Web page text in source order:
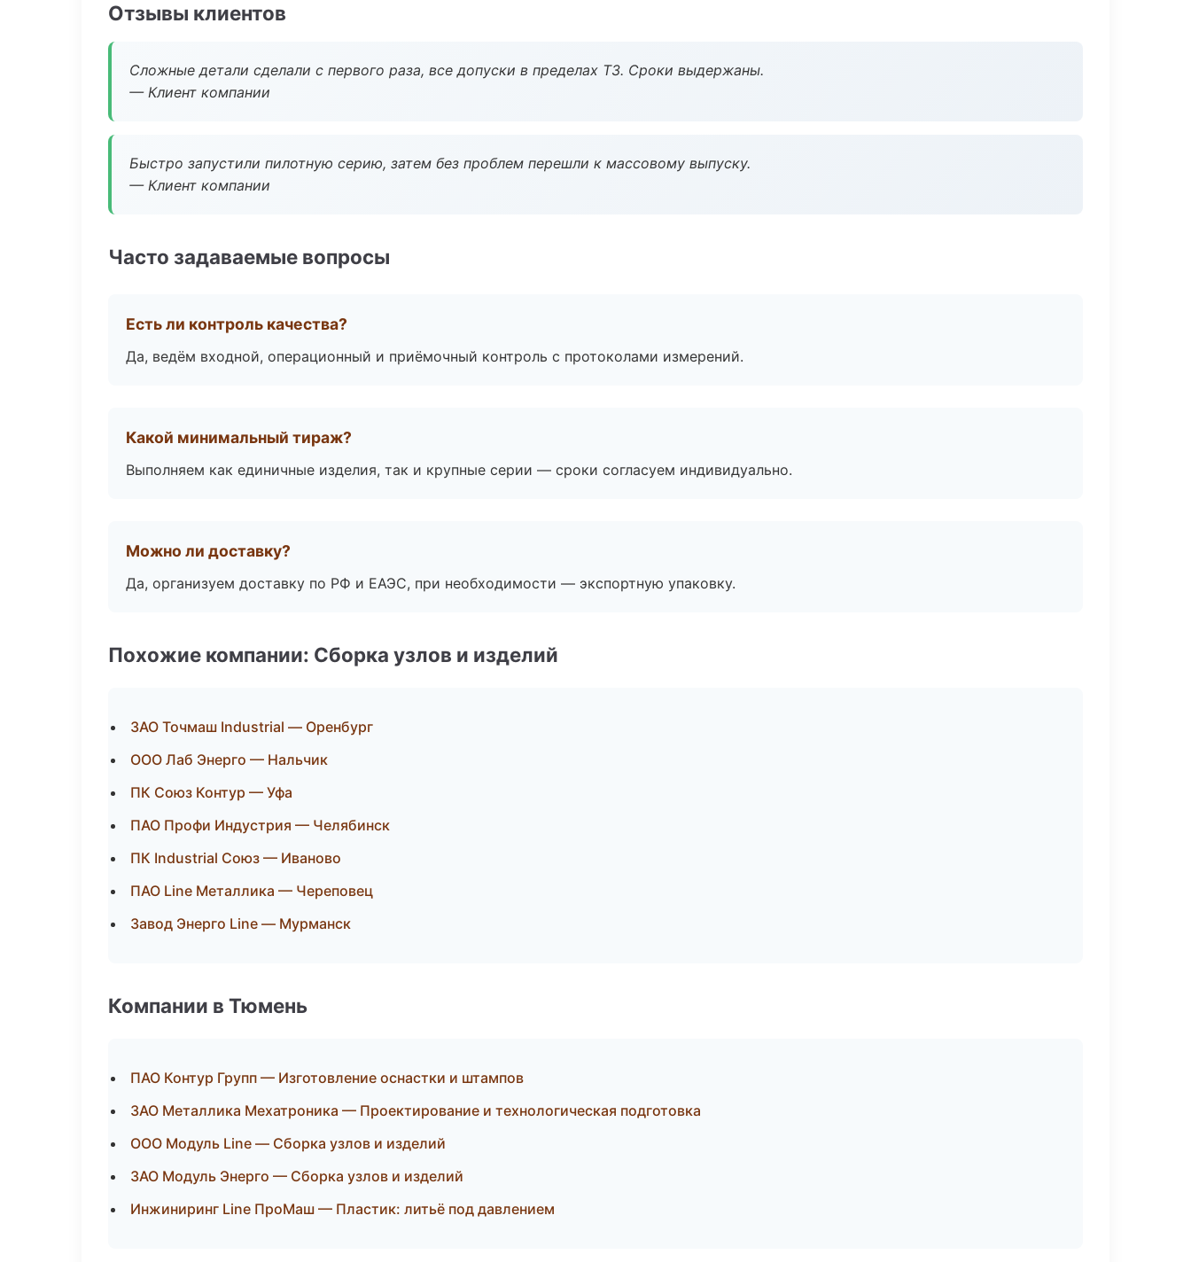
Отзывы клиентов
Сложные детали сделали с первого раза, все допуски в пределах ТЗ. Сроки выдержаны.
— Клиент компании
Быстро запустили пилотную серию, затем без проблем перешли к массовому выпуску.
— Клиент компании
Часто задаваемые вопросы
Есть ли контроль качества?
Да, ведём входной, операционный и приёмочный контроль с протоколами измерений.
Какой минимальный тираж?
Выполняем как единичные изделия, так и крупные серии — сроки согласуем индивидуально.
Можно ли доставку?
Да, организуем доставку по РФ и ЕАЭС, при необходимости — экспортную упаковку.
Похожие компании: Сборка узлов и изделий
ЗАО Точмаш Industrial — Оренбург
ООО Лаб Энерго — Нальчик
ПК Союз Контур — Уфа
ПАО Профи Индустрия — Челябинск
ПК Industrial Союз — Иваново
ПАО Line Металлика — Череповец
Завод Энерго Line — Мурманск
Компании в Тюмень
ПАО Контур Групп — Изготовление оснастки и штампов
ЗАО Металлика Мехатроника — Проектирование и технологическая подготовка
ООО Модуль Line — Сборка узлов и изделий
ЗАО Модуль Энерго — Сборка узлов и изделий
Инжиниринг Line ПроМаш — Пластик: литьё под давлением